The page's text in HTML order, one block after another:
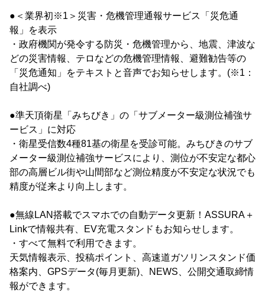
●＜業界初※1＞災害・危機管理通報サービス「災危通
報」を表示
・政府機関が発令する防災・危機管理から、地震、津波な
どの災害情報、テロなどの危機管理情報、避難勧告等の
「災危通知」をテキストと音声でお知らせします。(※1：
自社調べ)
●準天頂衛星「みちびき」の「サブメーター級測位補強サ
ービス」に対応
・衛星受信数4種81基の衛星を受診可能。みちびきのサブ
メーター級測位補強サービスにより、測位が不安定な都心
部の高層ビル街や山間部など測位精度が不安定な状況でも
精度が従来より向上します。
●無線LAN搭載でスマホでの自動データ更新！ASSURA＋
Linkで情報共有、EV充電スタンドもお知らせします。
・すべて無料で利用できます。
天気情報表示、投稿ポイント、高速道ガソリンスタンド価
格案内、GPSデータ(毎月更新)、NEWS、公開交通取締情
報ができます。